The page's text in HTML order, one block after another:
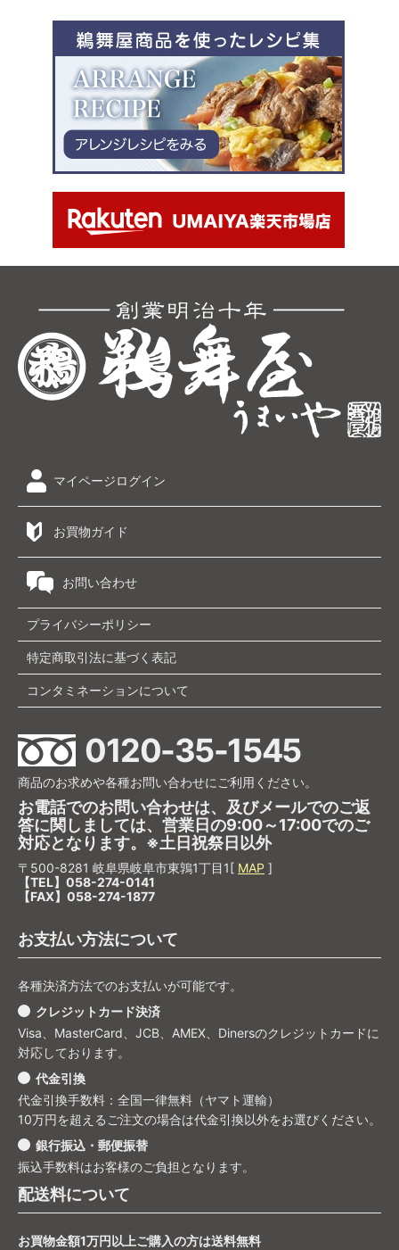
マイページログイン
お買物ガイド
お問い合わせ
プライバシーポリシー
特定商取引法に基づく表記
コンタミネーションについて
0120-35-1545
商品のお求めや各種お問い合わせにご利用ください。
お電話でのお問い合わせは、及びメールでのご返
答に関しましては、営業日の9:00～17:00でのご
対応となります。※土日祝祭日以外
〒500-8281 岐阜県岐阜市東鶉1丁目1[ MAP ]
【TEL】058-274-0141
【FAX】058-274-1877
お支払い方法について
各種決済方法でのお支払いが可能です。
クレジットカード決済
Visa、MasterCard、JCB、AMEX、Dinersのクレジットカードに
対応しております。
代金引換
代金引換手数料：全国一律無料（ヤマト運輸）
10万円を超えるご注文の場合は代金引換以外をお選びください。
銀行振込・郵便振替
振込手数料はお客様のご負担となります。
配送料について
お買物金額1万円以上ご購入の方は送料無料